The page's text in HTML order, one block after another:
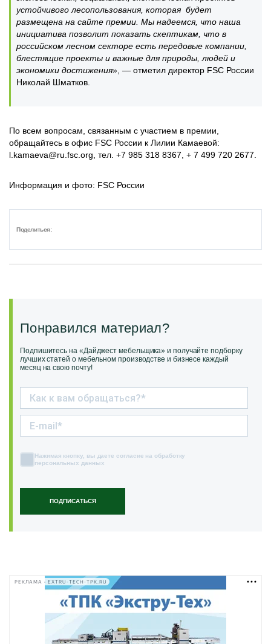
устойчивого лесопользования, которая будет
размещена на сайте премии. Мы надеемся, что наша
инициатива позволит показать скептикам, что в
российском лесном секторе есть передовые компании,
блестящие проекты и важные для природы, людей и
экономики достижения», — отметил директор FSC России
Николай Шматков.
По всем вопросам, связанным с участием в премии,
обращайтесь в офис FSC России к Лилии Камаевой:
l.kamaeva@ru.fsc.org, тел. +7 985 318 8367, + 7 499 720 2677.
Информация и фото: FSC России
Поделиться:
Понравился материал?
Подпишитесь на «Дайджест мебельщика» и получайте подборку
лучших статей о мебельном производстве и бизнесе каждый
месяц на свою почту!
ПОДПИСАТЬСЯ
Нажимая кнопку, вы даете согласие на обработку
персональных данных
РЕКЛАМА • EXTRU-TECH-TPK.RU